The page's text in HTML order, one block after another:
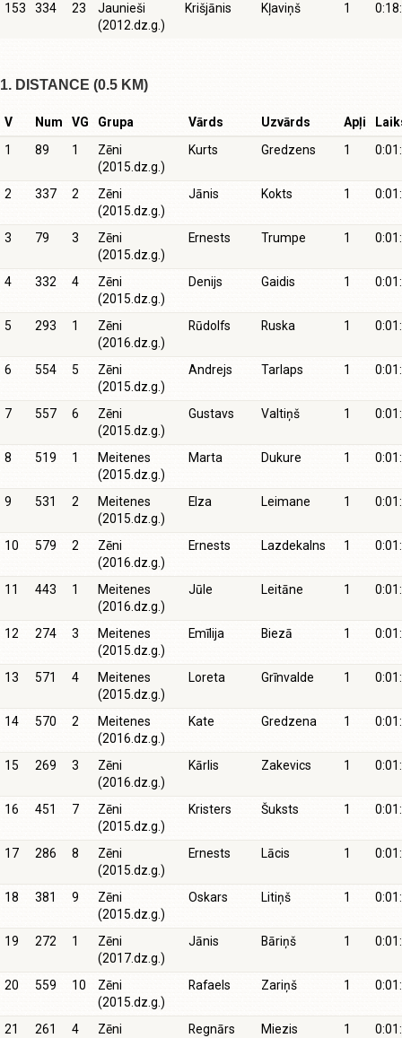
153 334 23
Jaunieši
(2012.dz.g.)
Krišjānis Kļaviņš 1
1. DISTANCE (0.5 KM)
V Num VG Grupa Vārds Uzvārds Apļi
1
89 1
Zēni
(2015.dz.g.)
Kurts Gredzens 1
2 337 2
Zēni
(2015.dz.g.)
Jānis Kokts 1
3 79 3
Zēni
(2015.dz.g.)
Ernests Trumpe 1
4 332 4
Zēni
(2015.dz.g.)
Denijs Gaidis 1
5 293 1
Zēni
(2016.dz.g.)
Rūdolfs Ruska 1
6 554 5
Zēni
(2015.dz.g.)
Andrejs Tarlaps 1
7 557 6
Zēni
(2015.dz.g.)
Gustavs Valtiņš 1
8 519 1
Meitenes
(2015.dz.g.)
Marta Dukure 1
9 531 2
Meitenes
(2015.dz.g.)
Elza Leimane 1
10 579 2
Zēni
(2016.dz.g.)
Ernests Lazdekalns 1
11 443 1
Meitenes
(2016.dz.g.)
Jūle Leitāne 1
12 274 3
Meitenes
(2015.dz.g.)
Emīlija Biezā 1
13 571 4
Meitenes
(2015.dz.g.)
Loreta Grīnvalde 1
14 570 2
Meitenes
(2016.dz.g.)
Kate Gredzena 1
15 269 3
Zēni
(2016.dz.g.)
Kārlis Zakevics 1
16 451 7
Zēni
(2015.dz.g.)
Kristers Šuksts 1
17 286 8
Zēni
(2015.dz.g.)
Ernests Lācis 1
18 381 9
Zēni
(2015.dz.g.)
Oskars Litiņš 1
19 272 1
Zēni
(2017.dz.g.)
Jānis Bāriņš 1
20 559 10
Zēni
(2015.dz.g.)
Rafaels Zariņš 1
21 261 4 Zēni Regnārs Miezis 1